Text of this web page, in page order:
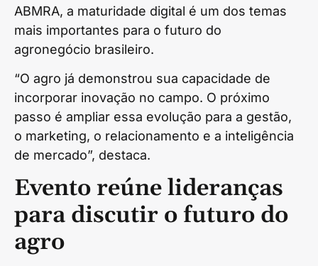
ABMRA, a maturidade digital é um dos temas
mais importantes para o futuro do
agronegócio brasileiro.
“O agro já demonstrou sua capacidade de
incorporar inovação no campo. O próximo
passo é ampliar essa evolução para a gestão,
o marketing, o relacionamento e a inteligência
de mercado”, destaca.
Evento reúne lideranças
para discutir o futuro do
agro